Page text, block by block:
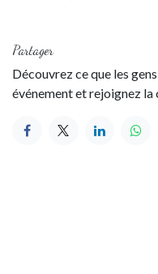
Partager
Découvrez ce que les
événement et rejoignez la